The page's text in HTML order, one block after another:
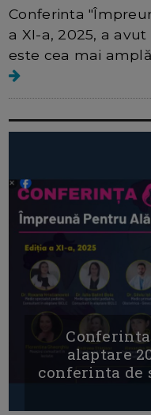
Conferinta
a XI-a, 2025, a
este cea mai
alaptare
conferinta de